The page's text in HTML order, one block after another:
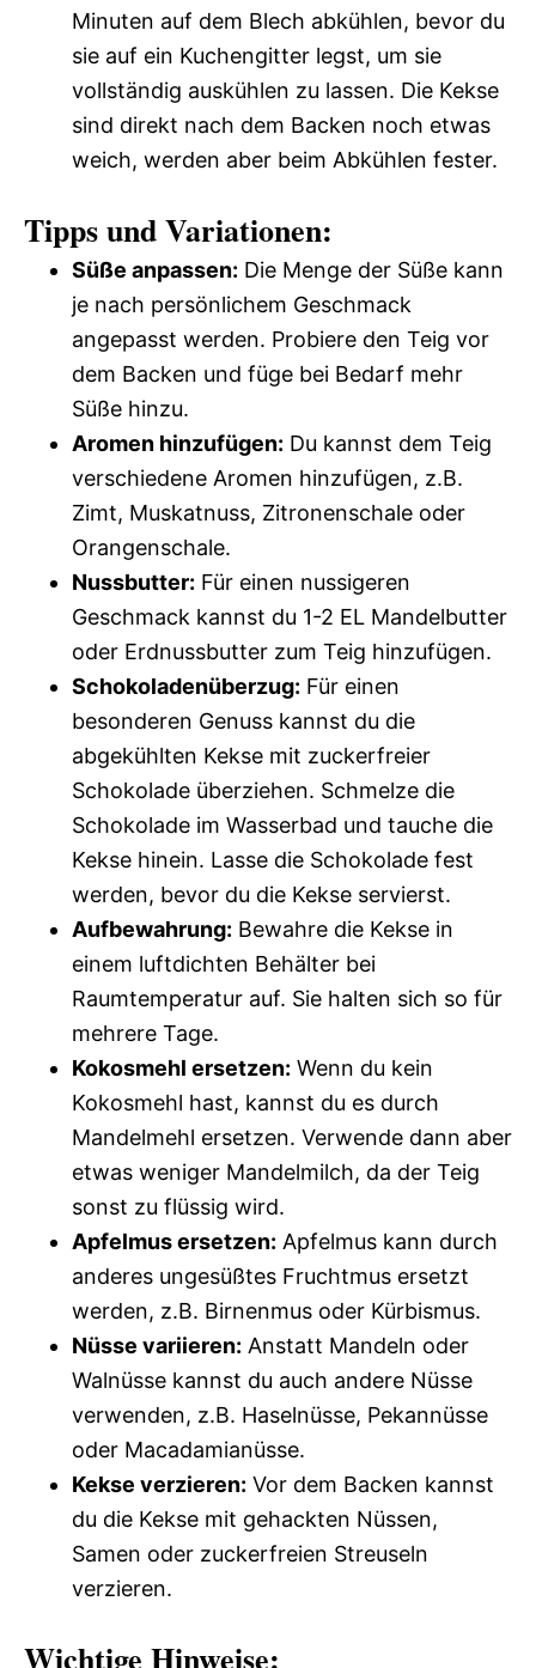
Minuten auf dem Blech abkühlen, bevor du
sie auf ein Kuchengitter legst, um sie
vollständig auskühlen zu lassen. Die Kekse
sind direkt nach dem Backen noch etwas
weich, werden aber beim Abkühlen fester.
Tipps und Variationen:
Süße anpassen: Die Menge der Süße kann
je nach persönlichem Geschmack
angepasst werden. Probiere den Teig vor
dem Backen und füge bei Bedarf mehr
Süße hinzu.
Aromen hinzufügen: Du kannst dem Teig
verschiedene Aromen hinzufügen, z.B.
Zimt, Muskatnuss, Zitronenschale oder
Orangenschale.
Nussbutter: Für einen nussigeren
Geschmack kannst du 1-2 EL Mandelbutter
oder Erdnussbutter zum Teig hinzufügen.
Schokoladenüberzug: Für einen
besonderen Genuss kannst du die
abgekühlten Kekse mit zuckerfreier
Schokolade überziehen. Schmelze die
Schokolade im Wasserbad und tauche die
Kekse hinein. Lasse die Schokolade fest
werden, bevor du die Kekse servierst.
Aufbewahrung: Bewahre die Kekse in
einem luftdichten Behälter bei
Raumtemperatur auf. Sie halten sich so für
mehrere Tage.
Kokosmehl ersetzen: Wenn du kein
Kokosmehl hast, kannst du es durch
Mandelmehl ersetzen. Verwende dann aber
etwas weniger Mandelmilch, da der Teig
sonst zu flüssig wird.
Apfelmus ersetzen: Apfelmus kann durch
anderes ungesüßtes Fruchtmus ersetzt
werden, z.B. Birnenmus oder Kürbismus.
Nüsse variieren: Anstatt Mandeln oder
Walnüsse kannst du auch andere Nüsse
verwenden, z.B. Haselnüsse, Pekannüsse
oder Macadamianüsse.
Kekse verzieren: Vor dem Backen kannst
du die Kekse mit gehackten Nüssen,
Samen oder zuckerfreien Streuseln
verzieren.
Wichtige Hinweise: